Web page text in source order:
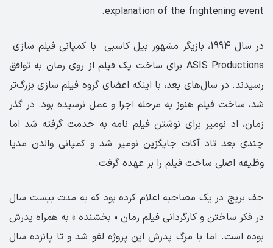
explanation of the frightening event.
در سال 1994، بازیگر مشهور بیل کاسبی با کمپانی فیلم سازی
ASIS Productions برای ساخت یک فیلم از روی رمان به توافق
رسیدند. در سال‌های بعد، با اینکه اعضای گروه فیلم سازی بزرگ‌تر
شد، ساخت فیلم هنوز به مرحله اجرا و عمل نرسیده بود. در گذر
زمان، اد نومیر برای نوشتن فیلم نامه به خدمت گرفته شد اما
چندی بعد تاد آکات جایگزین نومیر شد و کمپانی والدن مدیا
وظیفه اصلی ساخت فیلم را بر عهده گرفت.
جف بریج در یک مصاحبه اعلام کرده بود که به مدت بیست سال
در فکر ساختن و کارگردانی فیلم رمان « بخشنده » به همراه پدرش
بوده است. اما با مرگ پدرش این پروژه لغو شد و تا پانزده سال